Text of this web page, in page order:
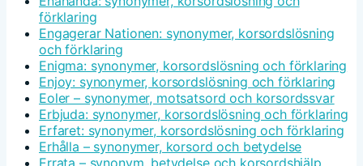
förklaring
Engagerar Nationen: synonymer, korsordslösning
och förklaring
Enigma: synonymer, korsordslösning och förklaring
Enjoy: synonymer, korsordslösning och förklaring
Eoler – synonymer, motsatsord och korsordssvar
Erbjuda: synonymer, korsordslösning och förklaring
Erfaret: synonymer, korsordslösning och förklaring
Erhålla – synonymer, korsord och betydelse